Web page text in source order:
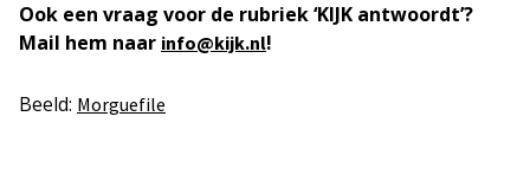
Ook een vraag voor de rubriek ‘KIJK antwoordt’?
Mail hem naar info@kijk.nl!
Beeld: Morguefile